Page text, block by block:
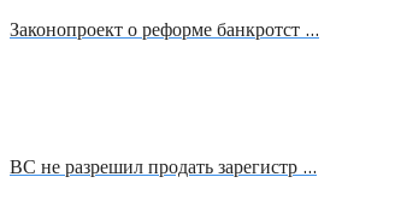
Законопроект о реформе банкротст …
ВС не разрешил продать зарегистр …